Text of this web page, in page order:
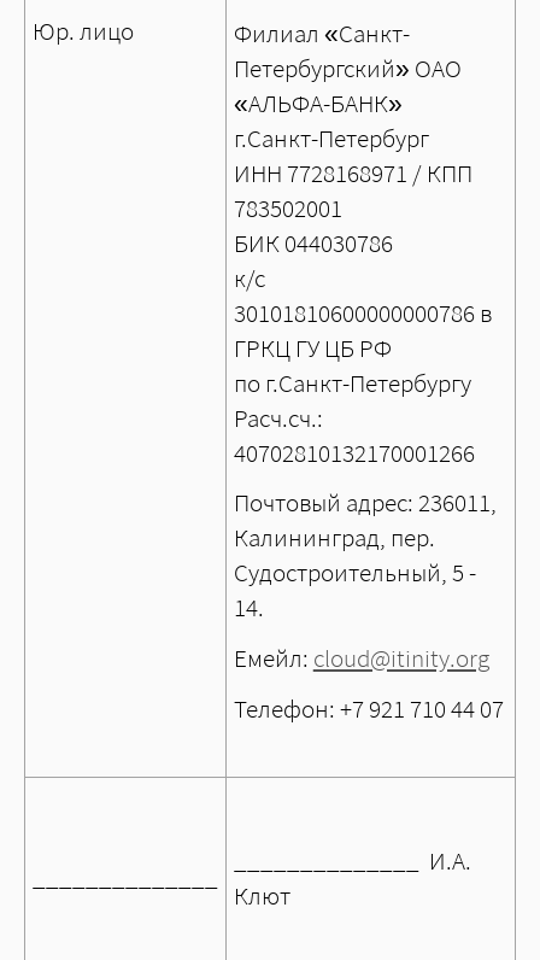
Юр. лицо
Филиал «Санкт-
Петербургский» ОАО
«АЛЬФА-БАНК»
г.Санкт-Петербург
ИНН 7728168971 / КПП
783502001
БИК 044030786
к/с
30101810600000000786 в
ГРКЦ ГУ ЦБ РФ
по г.Санкт-Петербургу
Расч.сч.:
40702810132170001266
Почтовый адрес: 236011,
Калининград, пер.
Судостроительный, 5 -
14.
Емейл: cloud@itinity.org
Телефон: +7 921 710 44 07
______________ И.А.
Клют